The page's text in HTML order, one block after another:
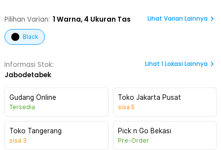
Pilihan Varian: 1 Warna, 4 Ukuran Tas Lihat Varian Lainnya
Black
Informasi Stok:
Jabodetabek
Lihat 1Lokasi Lainnya
Gudang Online
Tersedia
Toko Jakarta Pusat
sisa 5
Toko Tangerang
sisa 3
Pick n Go Bekasi
Pre-Order